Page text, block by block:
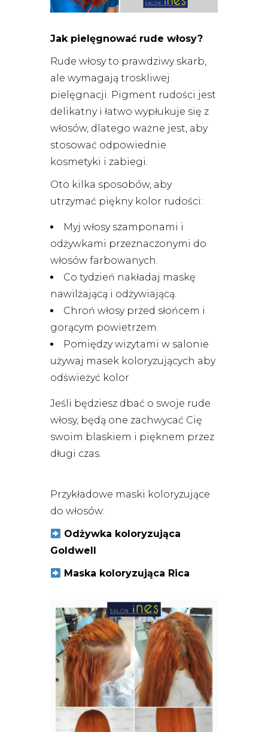
Jak pielęgnować rude włosy?
Rude włosy to prawdziwy skarb,
ale wymagają troskliwej
pielęgnacji. Pigment rudości jest
delikatny i łatwo wypłukuje się z
włosów, dlatego ważne jest, aby
stosować odpowiednie
kosmetyki i zabiegi.
Oto kilka sposobów, aby
utrzymać piękny kolor rudości:
Myj włosy szamponami i
odżywkami przeznaczonymi do
włosów farbowanych.
Co tydzień nakładaj maskę
nawilżającą i odżywiającą.
Chroń włosy przed słońcem i
gorącym powietrzem.
Pomiędzy wizytami w salonie
używaj masek koloryzujących aby
odświeżyć kolor
Jeśli będziesz dbać o swoje rude
włosy, będą one zachwycać Cię
swoim blaskiem i pięknem przez
długi czas.
Przykładowe maski koloryzujące
do włosów:
Odżywka koloryzująca
Goldwell
Maska koloryzująca Rica